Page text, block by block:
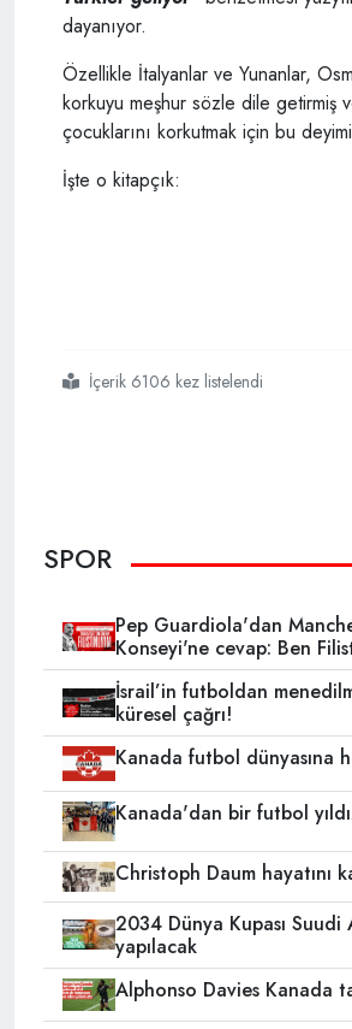
dayanıyor.
Özellikle İtalyanlar ve Yunanlar,
korkuyu meşhur sözle dile getirmiş
çocuklarını korkutmak için bu deyimi
İşte o kitapçık:
#italyanlar
#cengize
#hayran
#kaldıİçerik 6106 kez listelendi
SPOR
Pep Guardiola'dan
Konseyi'ne cevap: Ben
İsrail’in futboldan
küresel çağrı!
Kanada futbol dünyasına
Kanada'dan bir futbol
Christoph Daum hayatını
2034 Dünya Kupası
yapılacak
Alphonso Davies Kanada